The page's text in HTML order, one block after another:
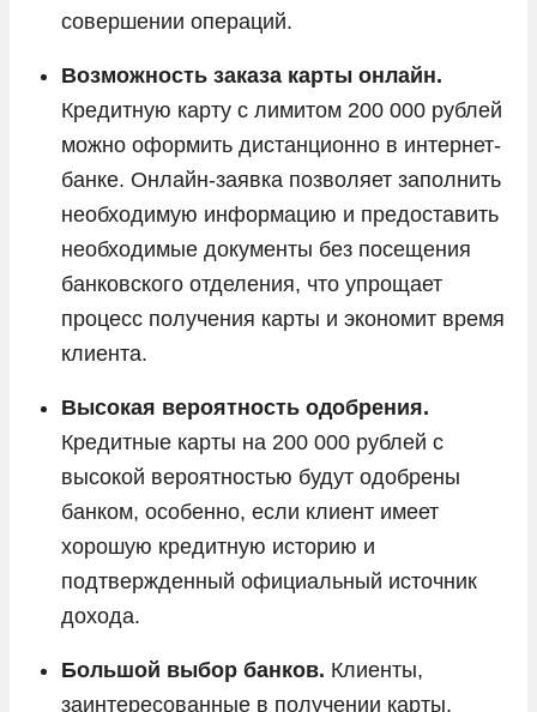
совершении операций.
Возможность заказа карты онлайн.
Кредитную карту с лимитом 200 000 рублей
можно оформить дистанционно в интернет-
банке. Онлайн-заявка позволяет заполнить
необходимую информацию и предоставить
необходимые документы без посещения
банковского отделения, что упрощает
процесс получения карты и экономит время
клиента.
Высокая вероятность одобрения.
Кредитные карты на 200 000 рублей с
высокой вероятностью будут одобрены
банком, особенно, если клиент имеет
хорошую кредитную историю и
подтвержденный официальный источник
дохода.
Большой выбор банков. Клиенты,
заинтересованные в получении карты,